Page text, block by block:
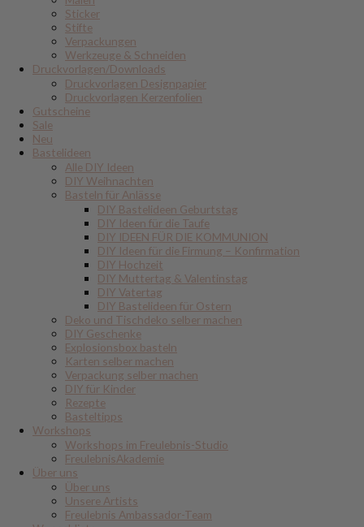
Sticker
Stifte
Verpackungen
Werkzeuge & Schneiden
Druckvorlagen/Downloads
Druckvorlagen Designpapier
Druckvorlagen Kerzenfolien
Gutscheine
Sale
Neu
Bastelideen
Alle DIY Ideen
DIY Weihnachten
Basteln für Anlässe
DIY Bastelideen Geburtstag
DIY Ideen für die Taufe
DIY IDEEN FÜR DIE KOMMUNION
DIY Ideen für die Firmung – Konfirmation
DIY Hochzeit
DIY Muttertag & Valentinstag
DIY Vatertag
DIY Bastelideen für Ostern
Deko und Tischdeko selber machen
DIY Geschenke
Explosionsbox basteln
Karten selber machen
Verpackung selber machen
DIY für Kinder
Rezepte
Basteltipps
Workshops
Workshops im Freulebnis-Studio
FreulebnisAkademie
Über uns
Über uns
Unsere Artists
Freulebnis Ambassador-Team